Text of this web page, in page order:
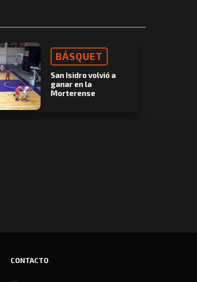
BÁSQUET
San Isidro volvió a
ganar en la
Morterense
CONTACTO